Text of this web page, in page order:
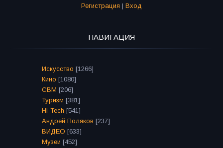
Регистрация | Вход
НАВИГАЦИЯ
Искусство [1266]
Кино [1080]
СВМ [206]
Туризм [381]
Hi-Tech [541]
Андрей Поляков [237]
ВИДЕО [633]
Музеи [452]